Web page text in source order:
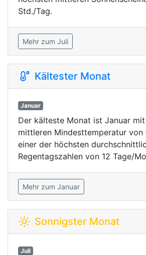
Std./Tag.
Mehr zum Juli
Kältester Monat
Januar
Der kälteste Monat ist Januar
mittleren Mindesttemperatur von
einer der höchsten
Regentagszahlen von 12 Tage/
Mehr zum Januar
Sonnigster Monat
Juli